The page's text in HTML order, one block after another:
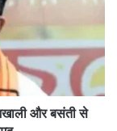
और बसंती से